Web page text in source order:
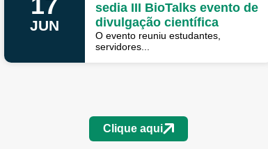
JUN
sedia III BioTalks evento de
divulgação científica
O evento reuniu estudantes,
servidores...
Clique aqui